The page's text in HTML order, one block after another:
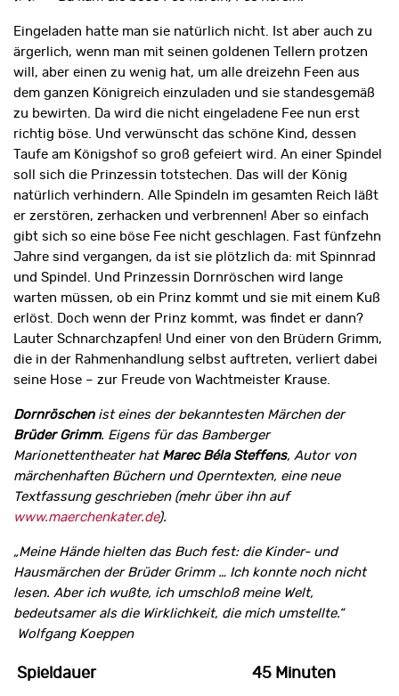
Eingeladen hatte man sie natürlich nicht. Ist aber auch zu
ärgerlich, wenn man mit seinen goldenen Tellern protzen
will, aber einen zu wenig hat, um alle dreizehn Feen aus
dem ganzen Königreich einzuladen und sie standesgemäß
zu bewirten. Da wird die nicht eingeladene Fee nun erst
richtig böse. Und verwünscht das schöne Kind, dessen
Taufe am Königshof so groß gefeiert wird. An einer Spindel
soll sich die Prinzessin totstechen. Das will der König
natürlich verhindern. Alle Spindeln im gesamten Reich läßt
er zerstören, zerhacken und verbrennen! Aber so einfach
gibt sich so eine böse Fee nicht geschlagen. Fast fünfzehn
Jahre sind vergangen, da ist sie plötzlich da: mit Spinnrad
und Spindel. Und Prinzessin Dornröschen wird lange
warten müssen, ob ein Prinz kommt und sie mit einem Kuß
erlöst. Doch wenn der Prinz kommt, was findet er dann?
Lauter Schnarchzapfen! Und einer von den Brüdern Grimm,
die in der Rahmenhandlung selbst auftreten, verliert dabei
seine Hose – zur Freude von Wachtmeister Krause.
Dornröschenist eines der bekanntesten Märchen der
Brüder Grimm. Eigens für das Bamberger
Marionettentheater hat Marec Béla Steffens, Autor von
märchenhaften Büchern und Operntexten, eine neue
Textfassung geschrieben (mehr über ihn auf
www.maerchenkater.de).
„Meine Hände hielten das Buch fest: die Kinder- und
Hausmärchen der Brüder Grimm … Ich konnte noch nicht
lesen. Aber ich wußte, ich umschloß meine Welt,
bedeutsamer als die Wirklichkeit, die mich umstellte.“
Wolfgang Koeppen
Spieldauer 45 Minuten